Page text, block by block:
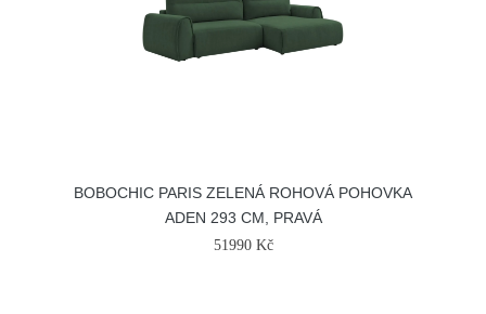
BOBOCHIC PARIS ZELENÁ ROHOVÁ POHOVKA
ADEN 293 CM, PRAVÁ
51990 Kč